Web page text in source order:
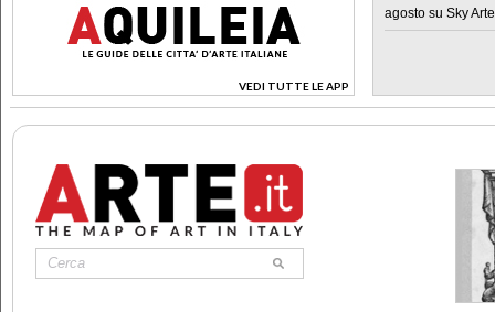
VEDI TUTTE LE APP
>
agosto su Sky Arte